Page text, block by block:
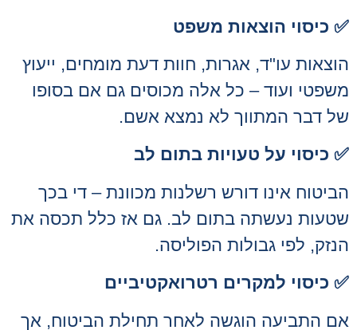
✅ כיסוי הוצאות משפט
הוצאות עו"ד, אגרות, חוות דעת מומחים, ייעוץ
משפטי ועוד – כל אלה מכוסים גם אם בסופו
של דבר המתווך לא נמצא אשם.
✅ כיסוי על טעויות בתום לב
הביטוח אינו דורש רשלנות מכוונת – די בכך
שטעות נעשתה בתום לב. גם אז כלל תכסה את
הנזק, לפי גבולות הפוליסה.
✅ כיסוי למקרים רטרואקטיביים
אם התביעה הוגשה לאחר תחילת הביטוח, אך